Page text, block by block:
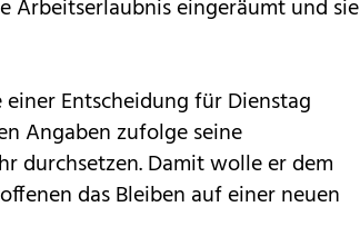
Arbeitserlaubnis eingeräumt und sie
Entscheidung für Dienstag
Angaben zufolge seine
durchsetzen. Damit wolle er dem
das Bleiben auf einer neuen